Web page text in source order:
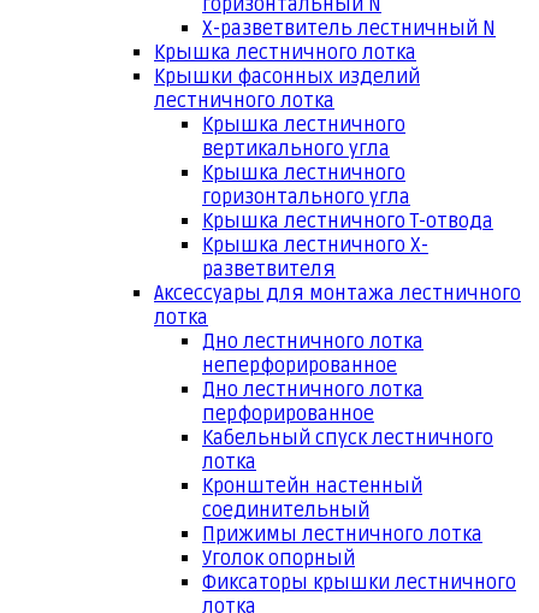
горизонтальный N
Х-разветвитель лестничный N
Крышка лестничного лотка
Крышки фасонных изделий
лестничного лотка
Крышка лестничного
вертикального угла
Крышка лестничного
горизонтального угла
Крышка лестничного Т-отвода
Крышка лестничного Х-
разветвителя
Аксессуары для монтажа лестничного
лотка
Дно лестничного лотка
неперфорированное
Дно лестничного лотка
перфорированное
Кабельный спуск лестничного
лотка
Кронштейн настенный
соединительный
Прижимы лестничного лотка
Уголок опорный
Фиксаторы крышки лестничного
лотка